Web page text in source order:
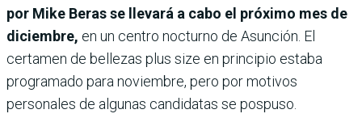
por Mike Beras se llevará a cabo el próximo mes de
diciembre, en un centro nocturno de Asunción. El
certamen de bellezas plus size en principio estaba
programado para noviembre, pero por motivos
personales de algunas candidatas se pospuso.